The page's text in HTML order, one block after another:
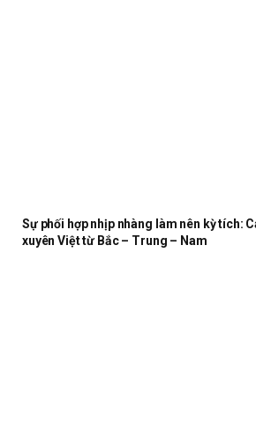
Sự phối hợp nhịp nhàng làm nên kỳ tích:
xuyên Việt từ Bắc – Trung – Nam